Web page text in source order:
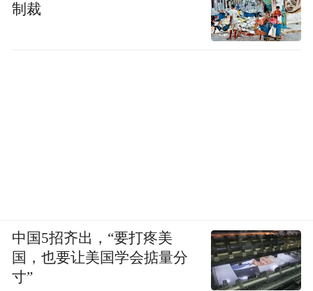
制裁
中国5招齐出，“要打疼美
国，也要让美国学会掂量分
寸”